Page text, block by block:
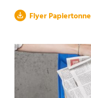
Flyer Papiertonne